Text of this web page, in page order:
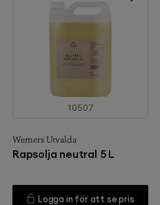
10507
Werners Utvalda
Rapsolja neutral 5 L
Logga in för att se pris